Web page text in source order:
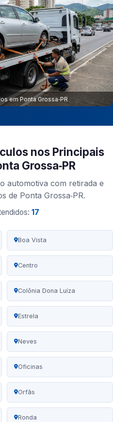
em Ponta Grossa‑PR
nos Principais
Grossa‑PR
automotiva com retirada e
de Ponta Grossa‑PR.
17
Boa Vista
Centro
Colônia Dona Luíza
Estrela
Neves
Oficinas
Orfãs
Ronda